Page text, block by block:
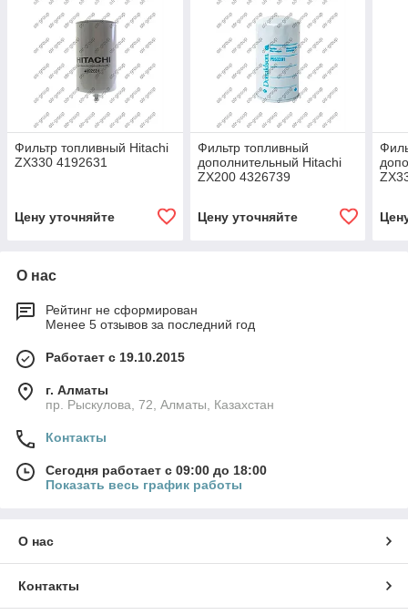
Фильтр топливный Hitachi
ZX330 4192631
Цену уточняйте
Фильтр топливный
дополнительный Hitachi
ZX200 4326739
Цену уточняйте
О нас
Рейтинг не сформирован
Менее 5 отзывов за последний год
Работает с 19.10.2015
г. Алматы
пр. Рыскулова, 72, Алматы, Казахстан
Контакты
Сегодня работает с 09:00 до 18:00
Показать весь график работы
О нас
Контакты